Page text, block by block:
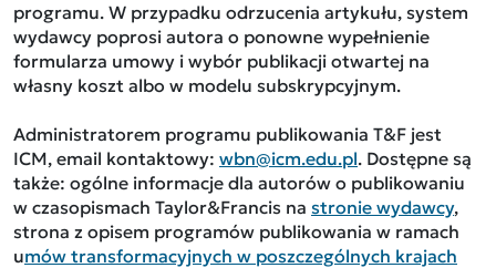
programu. W przypadku odrzucenia artykułu, system
wydawcy poprosi autora o ponowne wypełnienie
formularza umowy i wybór publikacji otwartej na
własny koszt albo w modelu subskrypcyjnym.
Administratorem programu publikowania T&F jest
ICM, email kontaktowy: wbn@icm.edu.pl. Dostępne są
także: ogólne informacje dla autorów o publikowaniu
w czasopismach Taylor&Francis na stronie wydawcy,
strona z opisem programów publikowania w ramach
umów transformacyjnych w poszczególnych krajach